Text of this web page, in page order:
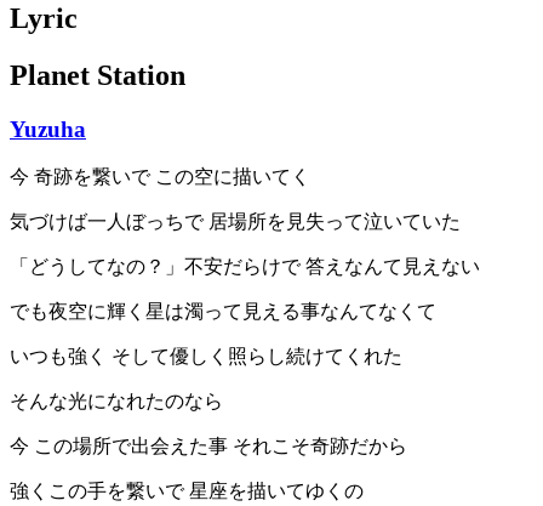
Lyric
Planet Station
Yuzuha
今 奇跡を繋いで この空に描いてく
気づけば一人ぼっちで 居場所を見失って泣いていた
「どうしてなの？」不安だらけで 答えなんて見えない
でも夜空に輝く星は濁って見える事なんてなくて
いつも強く そして優しく照らし続けてくれた
そんな光になれたのなら
今 この場所で出会えた事 それこそ奇跡だから
強くこの手を繋いで 星座を描いてゆくの